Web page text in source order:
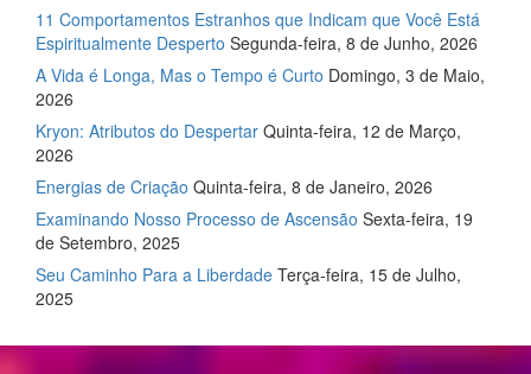
11 Comportamentos Estranhos que Indicam que Você Está
Espiritualmente Desperto Segunda-feira, 8 de Junho, 2026
A Vida é Longa, Mas o Tempo é Curto Domingo, 3 de Maio,
2026
Kryon: Atributos do Despertar Quinta-feira, 12 de Março,
2026
Energias de Criação Quinta-feira, 8 de Janeiro, 2026
Examinando Nosso Processo de Ascensão Sexta-feira, 19
de Setembro, 2025
Seu Caminho Para a Liberdade Terça-feira, 15 de Julho,
2025